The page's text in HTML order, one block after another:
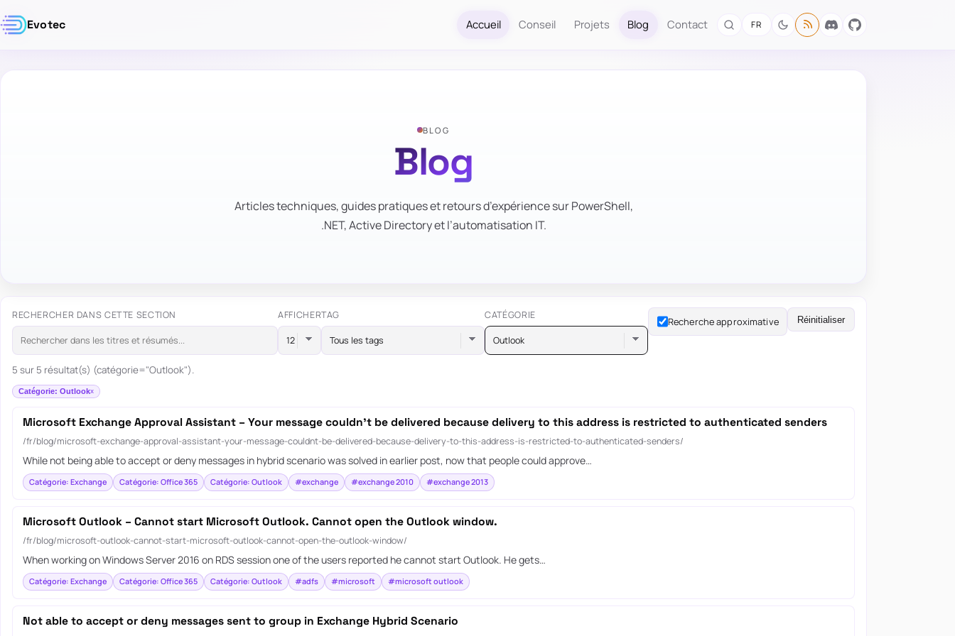
Evotec Accueil Conseil Projets Blog Contact FR
BLOG
Blog
Articles techniques, guides pratiques et retours d’expérience sur PowerShell,
.NET, Active Directory et l’automatisation IT.
RECHERCHER DANS CETTE SECTION AFFICHERTAG
Tous les tags
CATÉGORIE
Outlook
Recherche approximative Réinitialiser
5 sur 5 résultat(s) (catégorie="Outlook").
Catégorie: Outlook
Microsoft Exchange Approval Assistant – Your message couldn’t be delivered because delivery to this address is restricted to authenticated senders
/fr/blog/microsoft-exchange-approval-assistant-your-message-couldnt-be-delivered-because-delivery-to-this-address-is-restricted-to-authenticated-senders/
While not being able to accept or deny messages in hybrid scenario was solved in earlier post, now that people could approve…
Catégorie: Exchange Catégorie: Office 365 Catégorie: Outlook #exchange #exchange 2010 #exchange 2013
Microsoft Outlook – Cannot start Microsoft Outlook. Cannot open the Outlook window.
/fr/blog/microsoft-outlook-cannot-start-microsoft-outlook-cannot-open-the-outlook-window/
When working on Windows Server 2016 on RDS session one of the users reported he cannot start Outlook. He gets…
Catégorie: Exchange Catégorie: Office 365 Catégorie: Outlook #adfs #microsoft #microsoft outlook
Not able to accept or deny messages sent to group in Exchange Hybrid Scenario